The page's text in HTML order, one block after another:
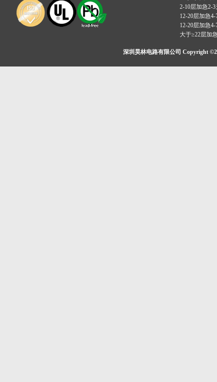
2-10层加急2-3
12-20层加急4-
12-20层加急4-
大于≥22层加
深圳昊林电路有限公司 Copyright